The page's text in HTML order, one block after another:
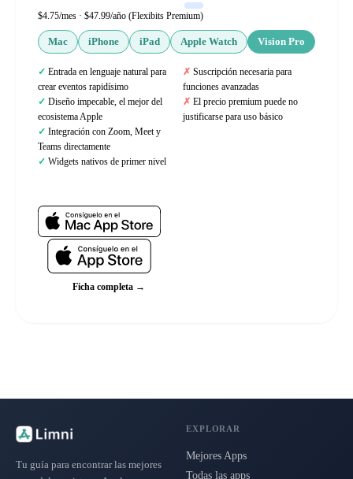
$4.75/mes · $47.99/año (Flexibits Premium)
Mac iPhone iPad Apple Watch Vision Pro
Entrada en lenguaje natural para
crear eventos rapidísimo
Diseño impecable, el mejor del
ecosistema Apple
Integración con Zoom, Meet y
Teams directamente
Widgets nativos de primer nivel
Suscripción necesaria para
funciones avanzadas
El precio premium puede no
justificarse para uso básico
Ficha completa →
Tu guía para encontrar las mejores
EXPLORAR
Mejores Apps
Todas las apps